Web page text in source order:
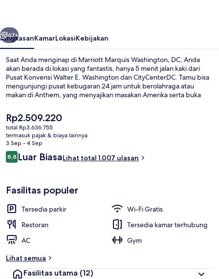
Berikutnya
67+
RingkasanKamarLokasiKebijakan
Saat Anda menginap di Marriott Marquis Washington, DC, Anda
akan berada di lokasi yang fantastis, hanya 5 menit jalan kaki dari
Pusat Konvensi Walter E. Washington dan CityCenterDC. Tamu bisa
mengunjungi pusat kebugaran 24 jam untuk berolahraga atau
makan di Anthem, yang menyajikan masakan Amerika serta buka
dan Institusi Smithsonian hanya berjarak 10 menit berjalan kaki.Para
traveler terkesan dengan staf dan lokasi. Properti ini berada dekat
dengan transportasi umum: Stasiun 7th St. Convention Center
berjarak 6 menit dan Stasiun Gallery Place Tiongkoktown berjarak 9
menit.
Harga
saat
ini
Rp2.509.220
Rp2.509.220
total Rp3.636.755
termasuk pajak & biaya lainnya
3 Sep - 4 Sep
Ulasan
8,88,8 dari 10
Luar BiasaLihat total 1.007 ulasan
Fasilitas populer
Tersedia parkir
Wi-Fi Gratis
Restoran
Tersedia kamar terhubung
AC
Gym
Lihat semua
Fasilitas utama (12)